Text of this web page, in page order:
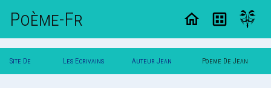
Poème-Fr
Site De Les Ecrivains Auteur Jean Poeme De Jean